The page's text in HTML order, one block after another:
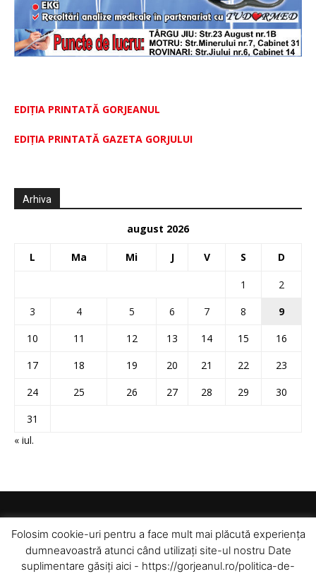
EDIȚIA PRINTATĂ GORJEANUL
EDIŢIA PRINTATĂ GAZETA GORJULUI
Arhiva
august 2026
L Ma Mi J V S D
1
2
3
4 5 6 7 8
9
10
11 12 13 14 15
16
17
18 19 20 21 22
23
24
25 26 27 28 29
30
31
« iul.
Folosim cookie-uri pentru a face mult mai plăcută experiența
dumneavoastră atunci când utilizați site-ul nostru Date
suplimentare găsiți aici - https://gorjeanul.ro/politica-de-